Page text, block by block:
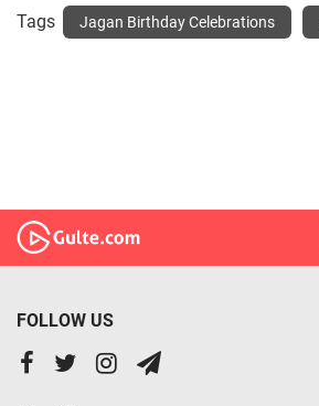
Tags Jagan Birthday Celebrations
FOLLOW US